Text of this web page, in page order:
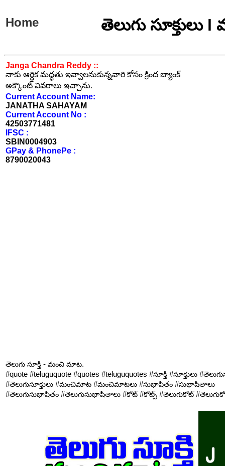
Home తెలుగు
Janga Chandra Reddy ::
నాకు ఆర్ధిక మద్ధతు ఇవ్వాలనుకున్నవారి కోసం క్రింద బ్యాంక్
అక్కౌంట్ వివరాలు ఇచ్చాను.
Current Account Name:
JANATHA SAHAYAM
Current Account No :
42503771481
IFSC :
SBIN0004903
GPay & PhonePe :
8790020043
తెలుగు సూక్తి - మంచి మాట.
#quote #teluguquote #quotes #teluguquotes #సూక్తి #సూక్తులు
#తెలుగుసూక్తులు #మంచిమాట #మంచిమాటలు #సుభాషితం #సుభాషితాలు
#తెలుగుసుభాషితం #తెలుగుసుభాషితాలు #కోట్ #కోట్స్ #తెలుగుకోట్